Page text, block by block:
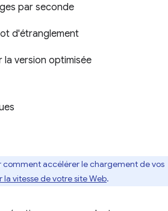
par seconde
d'étranglement
la version optimisée
comment accélérer le chargement de vos
la vitesse de votre site Web.